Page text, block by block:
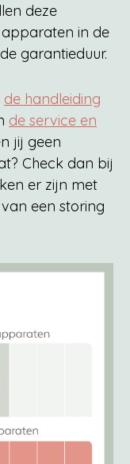
deze
in de
garantieduur.
de handleiding
de service en
jij geen
Check dan bij
er zijn met
een storing